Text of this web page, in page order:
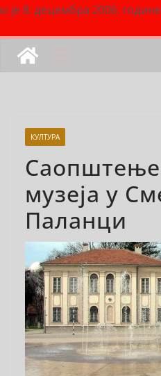
је 8. децембра 2006.
КУЛТУРА
музеја у
Паланци